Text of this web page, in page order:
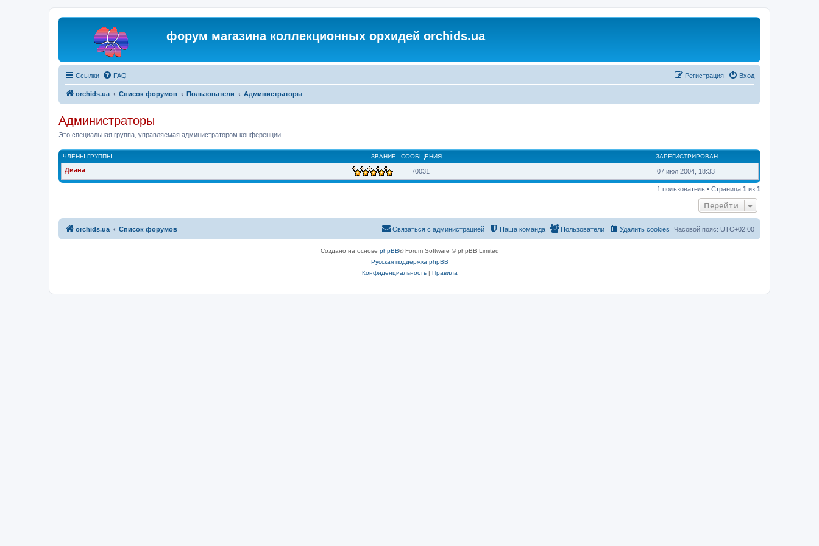
форум магазина коллекционных орхидей orchids.ua
Ссылки FAQ Вход
Регистрация
orchids.ua Список форумов Пользователи Администраторы
Администраторы
Это специальная группа, управляемая администратором конференции.
ЗВАНИЕ
ЧЛЕНЫ ГРУППЫ СООБЩЕНИЯ ЗАРЕГИСТРИРОВАН
Диана 70031 07 июл 2004, 18:33
1 пользователь • Страница 1 из 1
Перейти
orchids.ua Список форумов Часовой пояс: UTC+02:00
Удалить cookies
Пользователи
Наша команда
Связаться с администрацией
Создано на основе phpBB® Forum Software © phpBB Limited
Русская поддержка phpBB
Конфиденциальность| Правила